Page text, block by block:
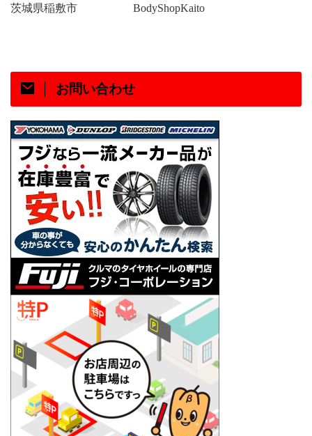
茨城県稲敷市 BodyShopKaito
お問い合わせ